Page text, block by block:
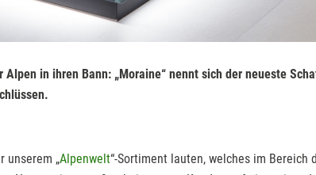
in ihren Bann: „Moraine“ nennt sich der neueste
unserem „Alpenwelt“-Sortiment lauten, welches im